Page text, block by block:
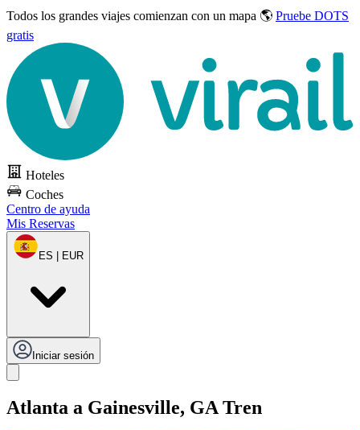
Todos los grandes viajes comienzan con un mapa 🌎 Pruebe DOTS
gratis
Hoteles
Coches
Centro de ayuda
Mis Reservas
ES | EUR
Iniciar sesión
Atlanta a Gainesville, GA Tren